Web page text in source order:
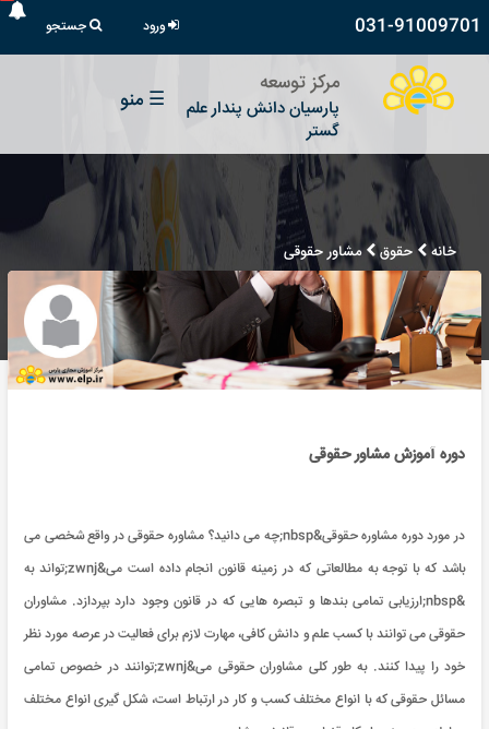
031-91009701 ورود جستجو
مرکز توسعه
پارسیان دانش پندار علم
گستر
☰ منو
خانه حقوق مشاور حقوقی
دوره آموزش مشاور حقوقی
در مورد دوره مشاوره حقوقی&nbsp;چه می دانید؟ مشاوره حقوقی در واقع شخصی می
باشد که با توجه به مطالعاتی که در زمینه قانون انجام داده است می&zwnj;تواند به
&nbsp;ارزیابی تمامی بندها و تبصره هایی که در قانون وجود دارد بپردازد. مشاوران
حقوقی می توانند با کسب علم و دانش کافی، مهارت لازم برای فعالیت در عرصه مورد نظر
خود را پیدا کنند. به طور کلی مشاوران حقوقی می&zwnj;توانند در خصوص تمامی
مسائل حقوقی که با انواع مختلف کسب و کار در ارتباط است، شکل گیری انواع مختلف